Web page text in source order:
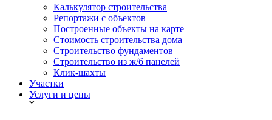
Калькулятор строительства
Репортажи с объектов
Построенные объекты на карте
Стоимость строительства дома
Строительство фундаментов
Строительство из ж/б панелей
Клик-шахты
Участки
Услуги и цены